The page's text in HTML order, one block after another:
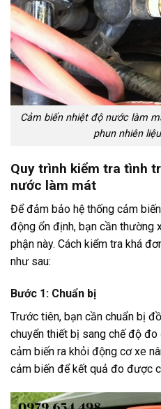
Cảm biến nhiệt độ nước làm
phun nhiên
Quy trình kiểm tra tình
nước làm mát
Để đảm bảo hệ thống cảm
động ổn định, bạn cần thường
phận này. Cách kiểm tra khá
như sau:
Bước 1: Chuẩn bị
Trước tiên, bạn cần chuẩn bị
chuyển thiết bị sang chế độ
cảm biến ra khỏi động cơ xe
cảm biến để kết quả đo được